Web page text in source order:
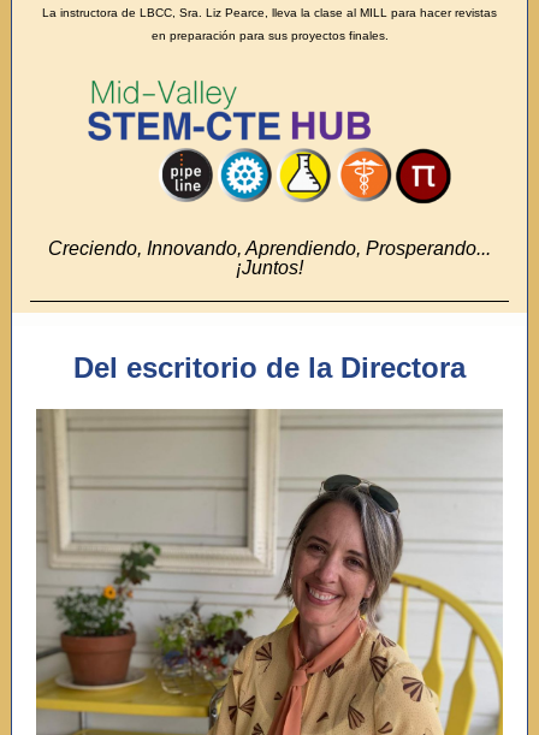
La instructora de LBCC, Sra. Liz Pearce, lleva la clase al MILL para hacer revistas
en preparación para sus proyectos finales.
Creciendo, Innovando, Aprendiendo, Prosperando...
¡Juntos!
Del escritorio de la Directora